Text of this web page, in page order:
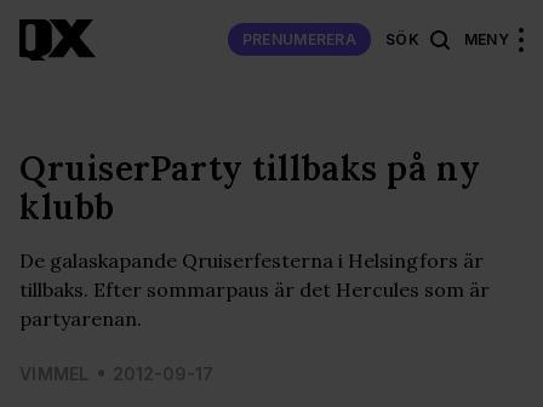
PRENUMERERA SÖK MENY
QruiserParty tillbaks på ny
klubb
De galaskapande Qruiserfesterna i Helsingfors är
tillbaks. Efter sommarpaus är det Hercules som är
partyarenan.
VIMMEL 2012-09-17